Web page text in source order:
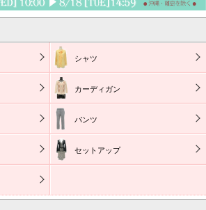
シャツ
カーディガン
パンツ
セットアップ